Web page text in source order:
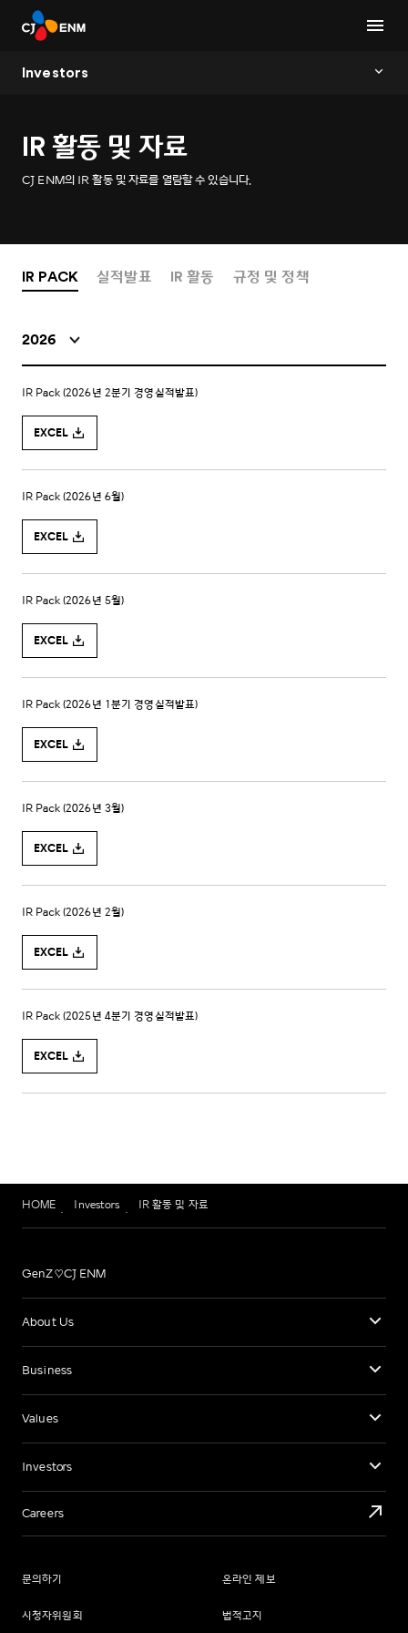
Investors
IR 활동 및 자료
CJ ENM의 IR 활동 및 자료를 열람할 수 있습니다.
IR PACK 실적발표 IR 활동 규정 및 정책
HOME Investors IR 활동 및 자료
GenZ♡CJ ENM
About Us
Business
Values
Investors
Careers
문의하기 온라인 제보
시청자위원회 법적고지